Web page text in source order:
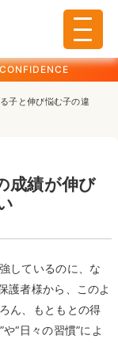
子と伸び悩む子の違
成績が伸び
しているのに、な
護者様から、このよ
ん、もともとの得
“日々の習慣”によ